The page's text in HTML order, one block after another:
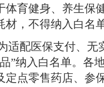
体育健身、养生保
材，不得纳入白名
适配医保支付、无
”纳入白名单。各
定点零售药店、参